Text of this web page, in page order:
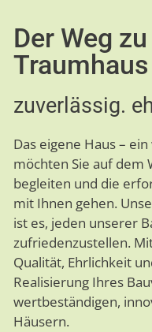
Der Weg
Traumhaus
zuverlässig.
Das eigene Haus –
möchten Sie auf dem
begleiten und die
mit Ihnen gehen.
ist es, jeden unserer
zufriedenzustellen.
Qualität, Ehrlichkeit
Realisierung Ihres
wertbeständigen,
Häusern.